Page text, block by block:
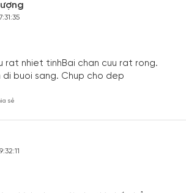
rat nhiet tinhBai chan cuu rat rong.
di buoi sang. Chup cho dep
sẻ